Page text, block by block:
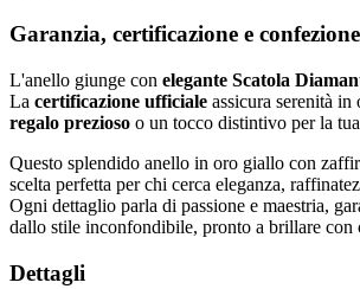
Garanzia, certificazione e
L'anello giunge con elegante Scatola
La certificazione ufficiale assicura serenità
regalo prezioso o un tocco distintivo per la
Questo splendido anello in oro giallo con
scelta perfetta per chi cerca eleganza,
Ogni dettaglio parla di passione e maestria,
dallo stile inconfondibile, pronto a brillare con
Dettagli